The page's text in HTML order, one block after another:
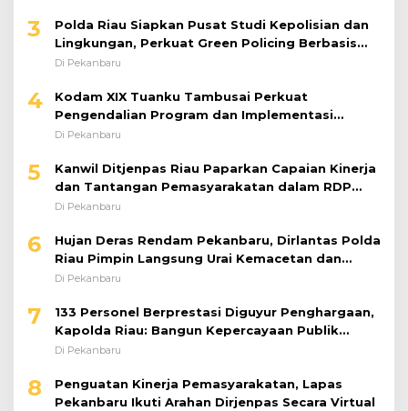
3
Polda Riau Siapkan Pusat Studi Kepolisian dan
Lingkungan, Perkuat Green Policing Berbasis
Riset
Di Pekanbaru
4
Kodam XIX Tuanku Tambusai Perkuat
Pengendalian Program dan Implementasi
Doktrin TNI AD
Di Pekanbaru
5
Kanwil Ditjenpas Riau Paparkan Capaian Kinerja
dan Tantangan Pemasyarakatan dalam RDP
Bersama Komisi XIII DPR RI
Di Pekanbaru
6
Hujan Deras Rendam Pekanbaru, Dirlantas Polda
Riau Pimpin Langsung Urai Kemacetan dan
Bantu Pengendara
Di Pekanbaru
7
133 Personel Berprestasi Diguyur Penghargaan,
Kapolda Riau: Bangun Kepercayaan Publik
dengan Karya Nyata
Di Pekanbaru
8
Penguatan Kinerja Pemasyarakatan, Lapas
Pekanbaru Ikuti Arahan Dirjenpas Secara Virtual